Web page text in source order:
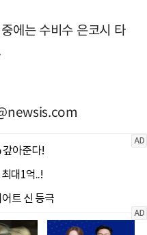
에는 수비수 은코시 타